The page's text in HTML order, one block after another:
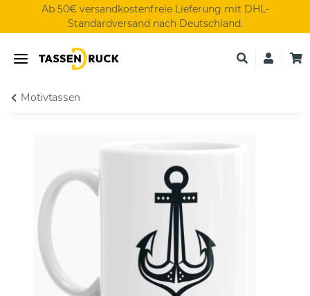
Ab 50€ versandkostenfreie Lieferung mit DHL-
Standardversand nach Deutschland.
Motivtassen